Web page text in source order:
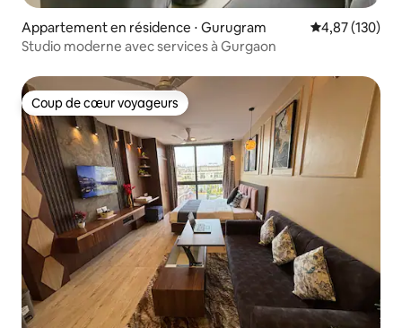
Appartement en résidence ⋅ Gurugram Évaluation
4,87 (130)
Studio moderne avec services à Gurgaon
Coup de cœur voyageurs
Coup de cœur voyageurs